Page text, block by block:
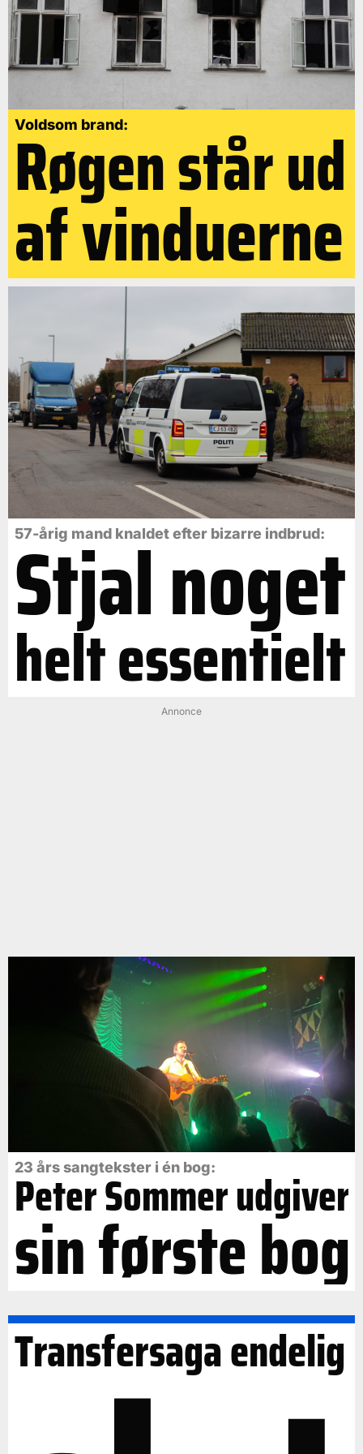
Voldsom brand:
Røgen står ud
af vinduerne
57-årig mand knaldet efter bizarre indbrud:
Stjal noget
helt essentielt
Annonce
23 års sangtekster i én bog:
Peter Sommer udgiver
sin første bog
Transfersaga endelig